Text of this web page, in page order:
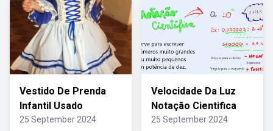
Vestido De Prenda
Infantil Usado
25 September 2024
Velocidade Da Luz
Notação Cientifica
25 September 2024